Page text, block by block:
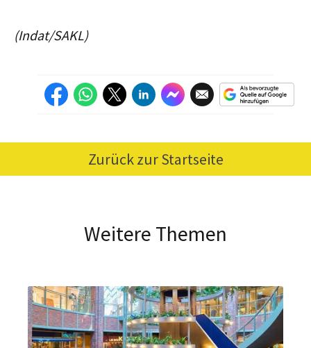
(Indat/SAKL)
Zurück zur Startseite
Weitere Themen